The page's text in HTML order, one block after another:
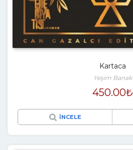
Kartaca
Yeşim Banak
450.00₺
İNCELE